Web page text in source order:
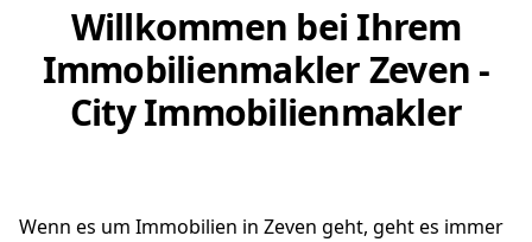
Willkommen bei Ihrem
Immobilienmakler Zeven -
City Immobilienmakler
Wenn es um Immobilien in Zeven geht, geht es immer